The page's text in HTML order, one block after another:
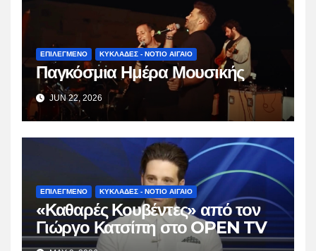
ΕΠΙΛΕΓΜΕΝΟ ΚΥΚΛΑΔΕΣ - ΝΟΤΙΟ ΑΙΓΑΙΟ
Παγκόσμια Ημέρα Μουσικής
JUN 22, 2026
ΕΠΙΛΕΓΜΕΝΟ ΚΥΚΛΑΔΕΣ - ΝΟΤΙΟ ΑΙΓΑΙΟ
«Καθαρές Κουβέντες» από τον
Γιώργο Κατσίπη στο OPEN TV